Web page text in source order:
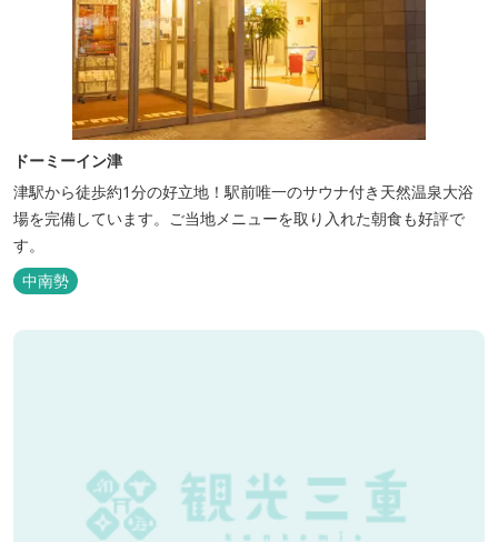
ドーミーイン津
津駅から徒歩約1分の好立地！駅前唯一のサウナ付き天然温泉大浴
場を完備しています。ご当地メニューを取り入れた朝食も好評で
す。
中南勢